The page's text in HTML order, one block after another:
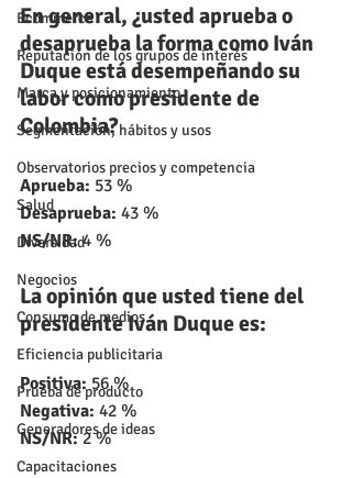
Ecommerce
Reputación de los grupos de interés
Marca y posicionamiento
Segmentación, hábitos y usos
Observatorios precios y competencia
Salud
Diversidad
Negocios
Consumo de medios
Eficiencia publicitaria
Prueba de producto
Generadores de ideas
Capacitaciones
En general, ¿usted aprueba o
desaprueba la forma como Iván
Duque está desempeñando su
labor como presidente de
Colombia?
Aprueba: 53 %
Desaprueba: 43 %
NS/NR: 4 %
La opinión que usted tiene del
presidente Iván Duque es:
Positiva: 56 %
Negativa: 42 %
NS/NR: 2 %